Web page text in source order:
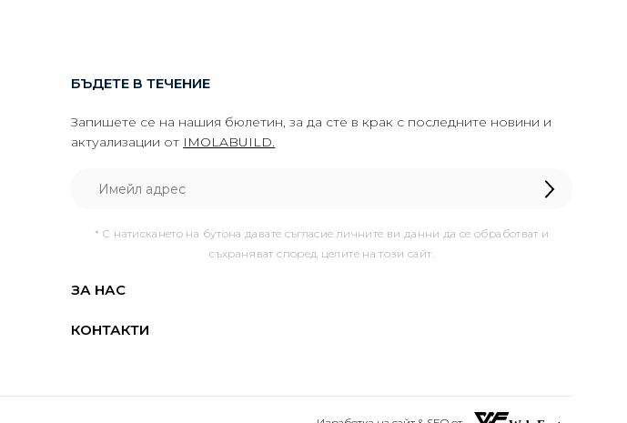
ЗА НАС
КОНТАКТИ
БЪДЕТЕ В ТЕЧЕНИЕ
Запишете се на нашия бюлетин, за да сте в крак с последните новини и
актуализации от IMOLABUILD.
* С натискането на бутона давате съгласие личните ви данни да се обработват и
съхраняват според целите на този сайт.